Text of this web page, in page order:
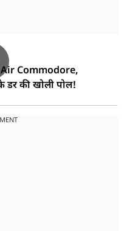
Air Commodore,
की खोली पोल!